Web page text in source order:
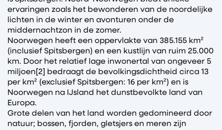
ervaringen zoals het bewonderen van de noordelijke
lichten in de winter en avonturen onder de
middernachtzon in de zomer.
Noorwegen heeft een oppervlakte van 385.155 km²
(inclusief Spitsbergen) en een kustlijn van ruim 25.000
km. Door het relatief lage inwonertal van ongeveer 5
miljoen[2] bedraagt de bevolkingsdichtheid circa 13
per km² (exclusief Spitsbergen: 16 per km²) en is
Noorwegen na IJsland het dunstbevolkte land van
Europa.
Grote delen van het land worden gedomineerd door
natuur; bossen, fjorden, gletsjers en meren zijn